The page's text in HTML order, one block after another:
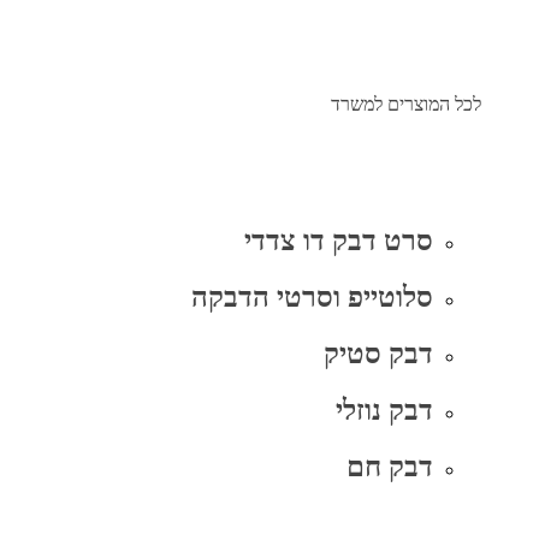
לכל המוצרים למשרד
סרט דבק דו צדדי
סלוטייפ וסרטי הדבקה
דבק סטיק
דבק נוזלי
דבק חם